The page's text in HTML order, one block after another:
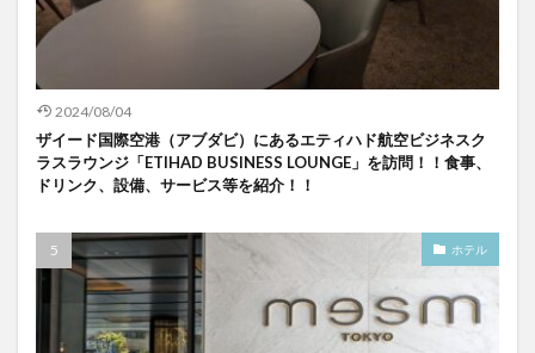
2024/08/04
ザイード国際空港（アブダビ）にあるエティハド航空ビジネスク
ラスラウンジ「ETIHAD BUSINESS LOUNGE」を訪問！！食事、
ドリンク、設備、サービス等を紹介！！
ホテル